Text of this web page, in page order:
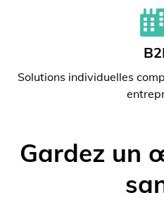
Solutions individuelles
Gardez un